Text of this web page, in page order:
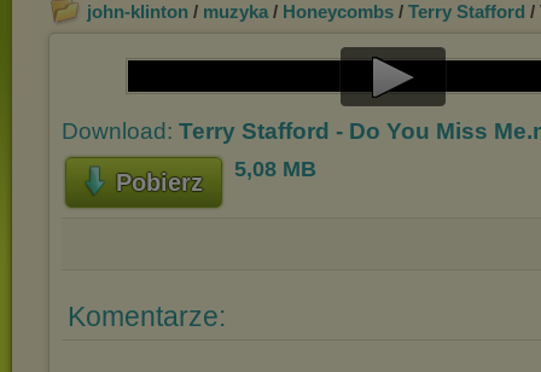
john-klinton / muzyka / Honeycombs / Terry Stafford /
Play
Download: Terry Stafford - Do You Miss
Pobierz 5,08 MB
Komentarze: